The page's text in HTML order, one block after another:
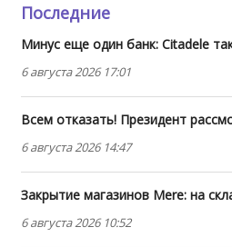
Последние
Минус еще один банк: Citadele
6 августа 2026 17:01
Всем отказать! Президент
6 августа 2026 14:47
Закрытие магазинов Mere: на
6 августа 2026 10:52